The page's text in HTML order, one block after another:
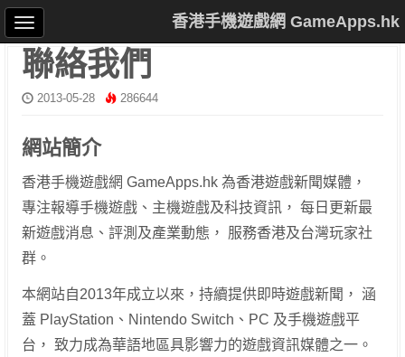
香港手機遊戲網 GameApps.hk
聯絡我們
2013-05-28 286644
網站簡介
香港手機遊戲網 GameApps.hk 為香港遊戲新聞媒體，
專注報導手機遊戲、主機遊戲及科技資訊， 每日更新最
新遊戲消息、評測及產業動態， 服務香港及台灣玩家社
群。
本網站自2013年成立以來，持續提供即時遊戲新聞， 涵
蓋 PlayStation、Nintendo Switch、PC 及手機遊戲平
台， 致力成為華語地區具影響力的遊戲資訊媒體之一。